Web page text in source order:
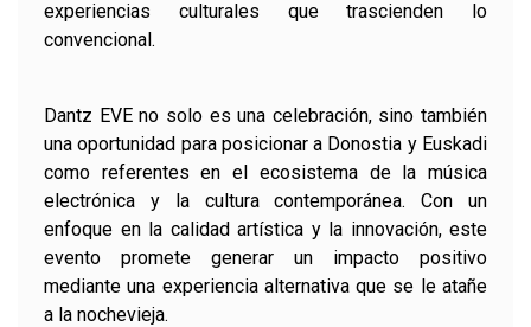
experiencias culturales que trascienden lo
convencional.
Dantz EVE no solo es una celebración, sino también
una oportunidad para posicionar a Donostia y Euskadi
como referentes en el ecosistema de la música
electrónica y la cultura contemporánea. Con un
enfoque en la calidad artística y la innovación, este
evento promete generar un impacto positivo
mediante una experiencia alternativa que se le atañe
a la nochevieja.